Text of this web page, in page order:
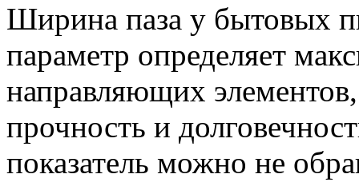
Ширина паза у бытовых
параметр определяет
направляющих
прочность и
показатель можно не